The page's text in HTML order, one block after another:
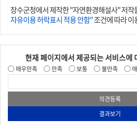
장수군청에서 제작한 "자연환경해설사" 저작
자유이용 허락표시 적용 안함"조건에 따라 이
현재 페이지에서 제공되는 서비스에
매우만족 만족 보통 불만족